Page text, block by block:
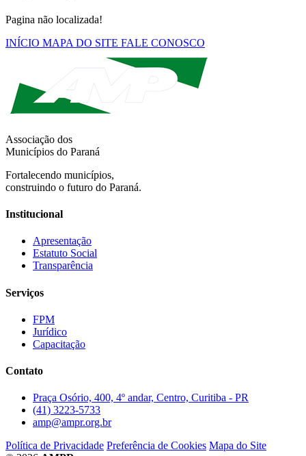
Pagina não localizada!
INÍCIO MAPA DO SITE FALE CONOSCO
Associação dos
Municípios do Paraná
Fortalecendo municípios,
construindo o futuro do Paraná.
Institucional
Apresentação
Estatuto Social
Transparência
Serviços
FPM
Jurídico
Capacitação
Contato
Praça Osório, 400, 4º andar, Centro, Curitiba - PR
(41) 3223-5733
amp@ampr.org.br
Política de Privacidade Preferência de Cookies Mapa do Site